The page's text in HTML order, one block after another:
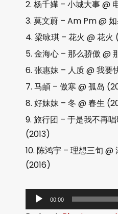
杨千嬅 – 小城大事 @
莫文蔚 – Am Pm @
梁咏琪 – 花火 @ 花
金海心 – 那么骄傲 @
张惠妹 – 人质 @ 我
马頔 – 傲寒 @ 孤岛
好妹妹 – 冬 @ 春生
旅行团 – 于是我不再
(2013)
陈鸿宇 – 理想三旬 @
(2016)
频
00:00